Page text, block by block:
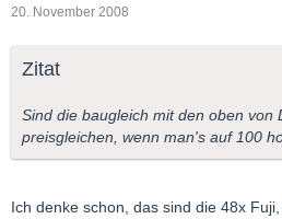
20. November 2008
Zitat
Sind die baugleich mit den oben von
preisgleichen, wenn man's auf 100
Ich denke schon, das sind die 48x